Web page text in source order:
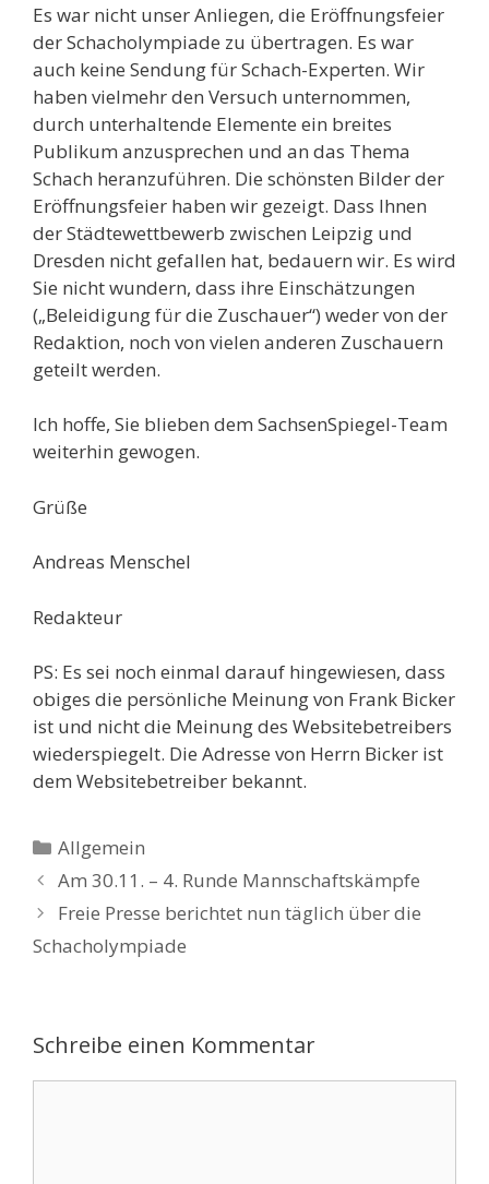
Es war nicht unser Anliegen, die Eröffnungsfeier
der Schacholympiade zu übertragen. Es war
auch keine Sendung für Schach-Experten. Wir
haben vielmehr den Versuch unternommen,
durch unterhaltende Elemente ein breites
Publikum anzusprechen und an das Thema
Schach heranzuführen. Die schönsten Bilder der
Eröffnungsfeier haben wir gezeigt. Dass Ihnen
der Städtewettbewerb zwischen Leipzig und
Dresden nicht gefallen hat, bedauern wir. Es wird
Sie nicht wundern, dass ihre Einschätzungen
(„Beleidigung für die Zuschauer“) weder von der
Redaktion, noch von vielen anderen Zuschauern
geteilt werden.
Ich hoffe, Sie blieben dem SachsenSpiegel-Team
weiterhin gewogen.
Grüße
Andreas Menschel
Redakteur
PS: Es sei noch einmal darauf hingewiesen, dass
obiges die persönliche Meinung von Frank Bicker
ist und nicht die Meinung des Websitebetreibers
wiederspiegelt. Die Adresse von Herrn Bicker ist
dem Websitebetreiber bekannt.
Kategorien
Allgemein
Am 30.11. – 4. Runde Mannschaftskämpfe
Freie Presse berichtet nun täglich über die
Schacholympiade
Schreibe einen Kommentar